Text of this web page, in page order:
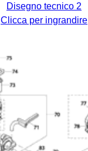
Disegno tecnico 2
Clicca per ingrandire